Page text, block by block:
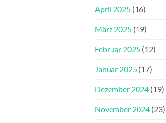
April 2025 (16)
März 2025 (19)
Februar 2025 (12)
Januar 2025 (17)
Dezember 2024 (19)
November 2024 (23)